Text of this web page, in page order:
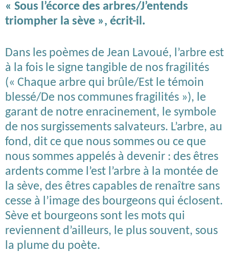
« Sous l’écorce des arbres/J’entends
triompher la sève », écrit-il.
Dans les poèmes de Jean Lavoué, l’arbre est
à la fois le signe tangible de nos fragilités
(« Chaque arbre qui brûle/Est le témoin
blessé/De nos communes fragilités »), le
garant de notre enracinement, le symbole
de nos surgissements salvateurs. L’arbre, au
fond, dit ce que nous sommes ou ce que
nous sommes appelés à devenir : des êtres
ardents comme l’est l’arbre à la montée de
la sève, des êtres capables de renaître sans
cesse à l’image des bourgeons qui éclosent.
Sève et bourgeons sont les mots qui
reviennent d’ailleurs, le plus souvent, sous
la plume du poète.